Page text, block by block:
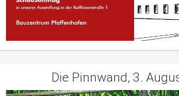
Die Pinnwand, 3.